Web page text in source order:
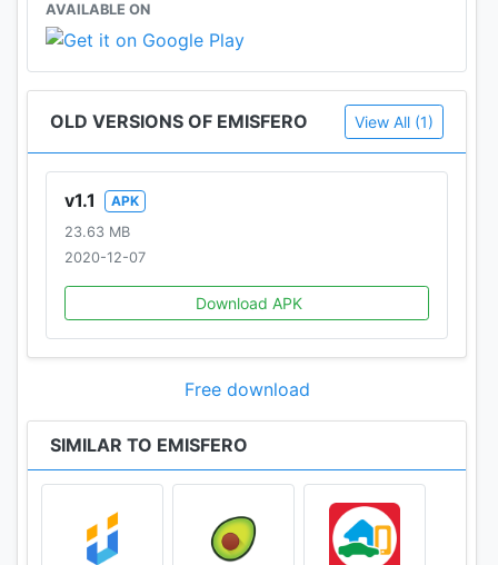
AVAILABLE ON
OLD VERSIONS OF EMISFERO View All (1)
v1.1
APK
23.63 MB
2020-12-07
Download APK
Free download
SIMILAR TO EMISFERO